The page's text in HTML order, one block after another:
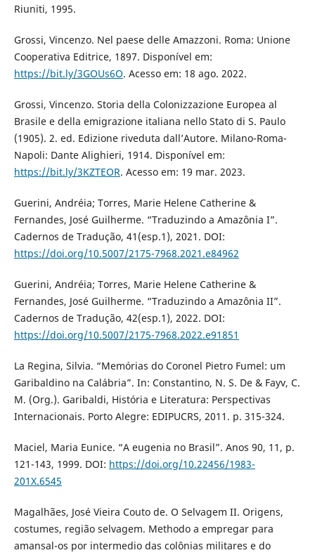
Riuniti, 1995.
Grossi, Vincenzo. Nel paese delle Amazzoni. Roma: Unione
Cooperativa Editrice, 1897. Disponível em:
https://bit.ly/3GOUs6O. Acesso em: 18 ago. 2022.
Grossi, Vincenzo. Storia della Colonizzazione Europea al
Brasile e della emigrazione italiana nello Stato di S. Paulo
(1905). 2. ed. Edizione riveduta dall’Autore. Milano-Roma-
Napoli: Dante Alighieri, 1914. Disponível em:
https://bit.ly/3KZTEOR. Acesso em: 19 mar. 2023.
Guerini, Andréia; Torres, Marie Helene Catherine &
Fernandes, José Guilherme. “Traduzindo a Amazônia I”.
Cadernos de Tradução, 41(esp.1), 2021. DOI:
https://doi.org/10.5007/2175-7968.2021.e84962
Guerini, Andréia; Torres, Marie Helene Catherine &
Fernandes, José Guilherme. “Traduzindo a Amazônia II”.
Cadernos de Tradução, 42(esp.1), 2022. DOI:
https://doi.org/10.5007/2175-7968.2022.e91851
La Regina, Silvia. “Memórias do Coronel Pietro Fumel: um
Garibaldino na Calábria”. In: Constantino, N. S. De & Fayv, C.
M. (Org.). Garibaldi, História e Literatura: Perspectivas
Internacionais. Porto Alegre: EDIPUCRS, 2011. p. 315-324.
Maciel, Maria Eunice. “A eugenia no Brasil”. Anos 90, 11, p.
121-143, 1999. DOI: https://doi.org/10.22456/1983-
201X.6545
Magalhães, José Vieira Couto de. O Selvagem II. Origens,
costumes, região selvagem. Methodo a empregar para
amansal-os por intermedio das colônias militares e do